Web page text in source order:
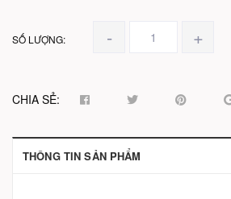
SỐ LƯỢNG: - +
CHIA SẺ:
THÔNG TIN SẢN PHẨM